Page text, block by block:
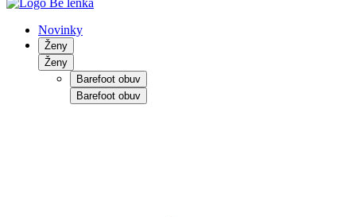
Novinky
Ženy
Ženy
Barefoot obuv
Barefoot obuv